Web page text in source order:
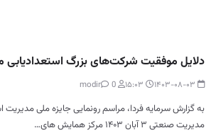
دلایل موفقیت شرکت‌های بزرگ استعدادیابی
0
به گزارش سرمایه فردا، مراسم رونمایی جایزه ملی مدیریت
مدیریت صنعتی ۳ آبان ۱۴۰۳ مرکز همایش های…